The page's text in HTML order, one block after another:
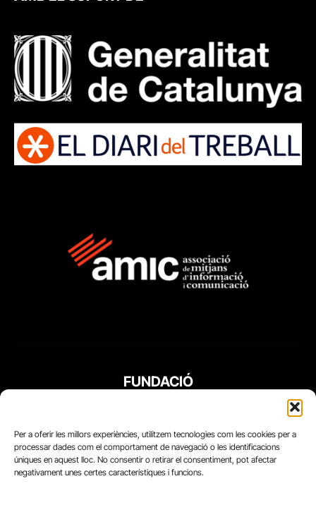
Per a oferir les millors experiències, utilitzem tecnologies com les cookies per a
processar dades com el comportament de navegació o les identificacions
úniques en aquest lloc. No consentir o retirar el consentiment, pot afectar
negativament unes certes característiques i funcions.
FUNDACIÓ